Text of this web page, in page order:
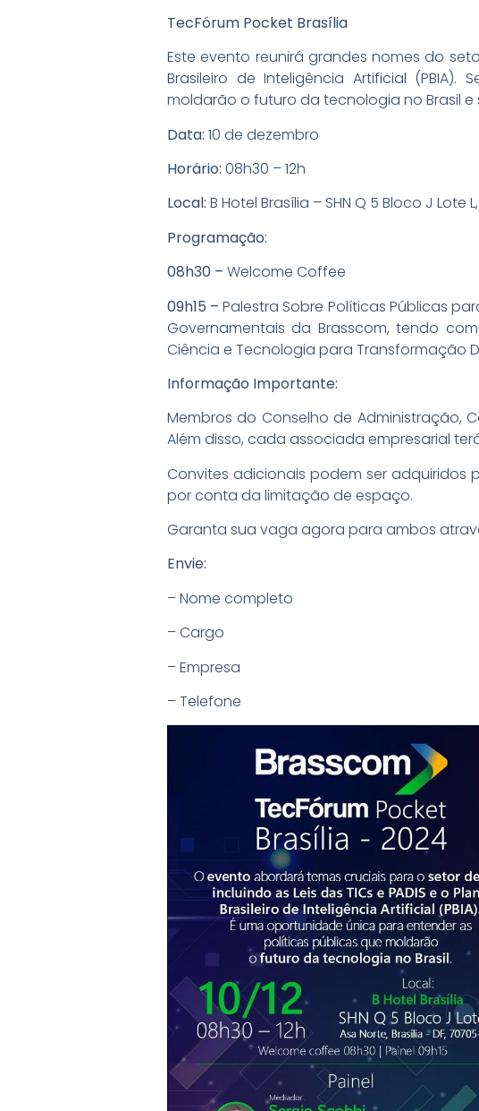
TecFórum Pocket Brasília
Este evento reunirá grandes nomes do
Brasileiro de Inteligência Artificial
moldarão o futuro da tecnologia no Brasil
Data: 10 de dezembro
Horário: 08h30 – 12h
Local: B Hotel Brasília – SHN Q 5 Bloco J Lote
Programação:
08h30 – Welcome Coffee
09h15 – Palestra Sobre Políticas Públicas
Governamentais da Brasscom, tendo
Ciência e Tecnologia para Transformação
Informação Importante:
Membros do Conselho de Administração,
Além disso, cada associada empresarial
Convites adicionais podem ser adquiridos
por conta da limitação de espaço.
Garanta sua vaga agora para ambos
Envie:
– Nome completo
– Cargo
– Empresa
– Telefone